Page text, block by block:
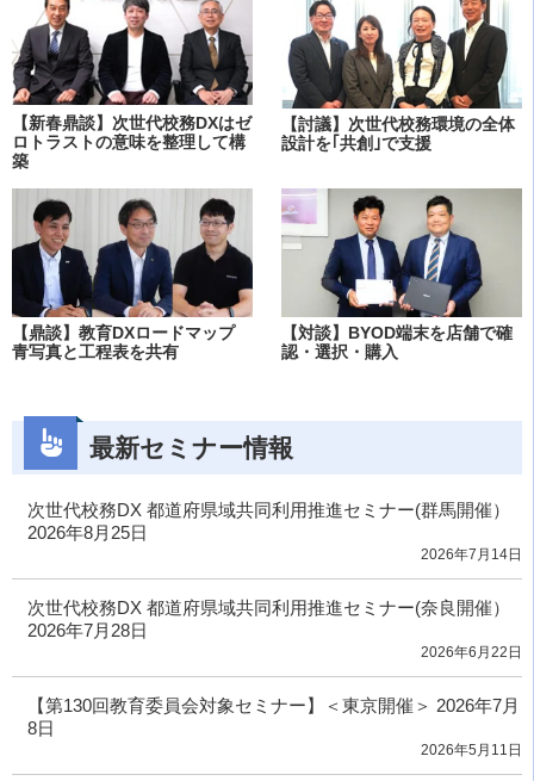
【新春鼎談】次世代校務DXはゼ
ロトラストの意味を整理して構
築
【討議】次世代校務環境の全体
設計を｢共創｣で支援
【鼎談】教育DXロードマップ
青写真と工程表を共有
【対談】BYOD端末を店舗で確
認・選択・購入
最新セミナー情報
次世代校務DX 都道府県域共同利用推進セミナー(群馬開催）
2026年8月25日
2026年7月14日
次世代校務DX 都道府県域共同利用推進セミナー(奈良開催）
2026年7月28日
2026年6月22日
【第130回教育委員会対象セミナー】＜東京開催＞ 2026年7月
8日
2026年5月11日